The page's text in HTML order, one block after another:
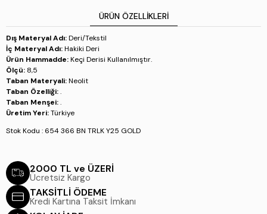
ÜRÜN ÖZELLIKLERI
Dış Materyal Adı:Deri/Tekstil
İç Materyal Adı:Hakiki Deri
Ürün Hammadde:Keçi Derisi Kullanılmıştır.
Ölçü: 8,5
Taban Materyali:Neolit
Taban Özelliği:.
Taban Menşei:.
Üretim Yeri:Türkiye
Stok Kodu : 654 366 BN TRLK Y25 GOLD
2000 TL ve ÜZERİ
Ücretsiz Kargo
TAKSİTLİ ÖDEME
Kredi Kartına Taksit İmkanı